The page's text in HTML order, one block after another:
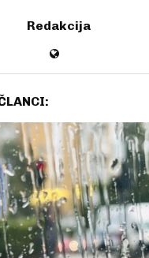
Redakcija